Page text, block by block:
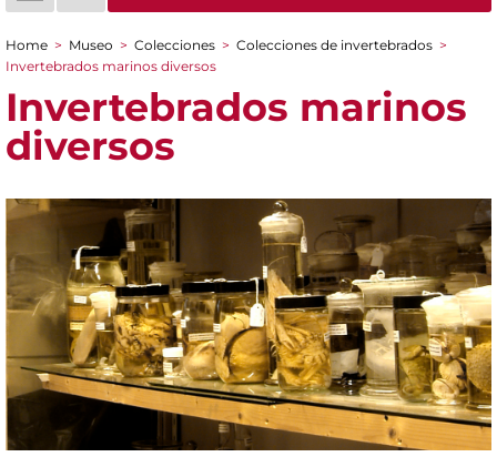
You are here
Home > Museo > Colecciones > Colecciones de invertebrados >
Invertebrados marinos diversos
Invertebrados marinos
diversos